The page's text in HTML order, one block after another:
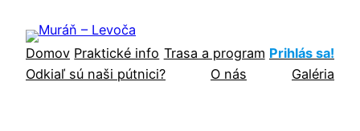
obsah
Domov Praktické info Trasa a program Prihlás sa!
Odkiaľ sú naši pútnici?
O nás Galéria